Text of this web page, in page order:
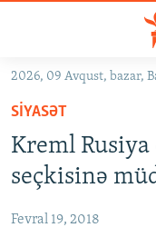
Əsas
qayıt
Əsas
naviqasiyaya
qayıt
Axtarışa
GÜNDƏM
#İZAHLA
KORRUPSIOMETR
#ƏSLINDƏ
FƏRQƏ BAX
2026, 09 Avqust, bazar,
SIYASƏT
Kreml
seçkisinə
Fevral 19, 2018